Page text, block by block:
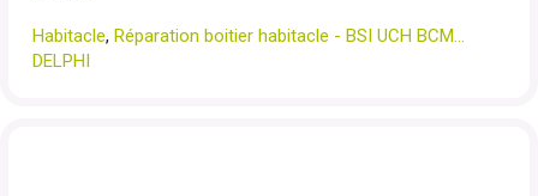
Habitacle, Réparation boitier habitacle - BSI UCH BCM...
DELPHI